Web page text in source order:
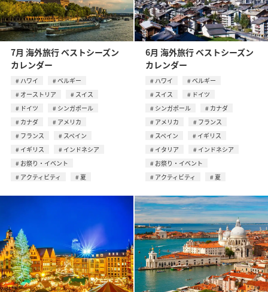
7月 海外旅行 ベストシーズン
カレンダー
ハワイ
ベルギー
オーストリア
スイス
ドイツ
シンガポール
カナダ
アメリカ
フランス
スペイン
イギリス
インドネシア
お祭り・イベント
アクティビティ
夏
6月 海外旅行 ベストシーズン
カレンダー
ハワイ
ベルギー
スイス
ドイツ
シンガポール
カナダ
アメリカ
フランス
スペイン
イギリス
イタリア
インドネシア
お祭り・イベント
アクティビティ
夏